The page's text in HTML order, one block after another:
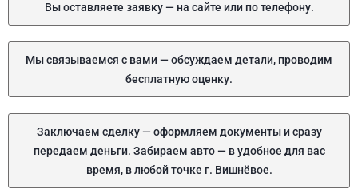
Вы оставляете заявку — на сайте или по телефону.
Мы связываемся с вами — обсуждаем детали, проводим
бесплатную оценку.
Заключаем сделку — оформляем документы и сразу
передаем деньги. Забираем авто — в удобное для вас
время, в любой точке г. Вишнёвое.